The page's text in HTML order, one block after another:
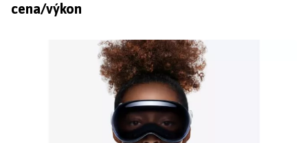
cena/výkon